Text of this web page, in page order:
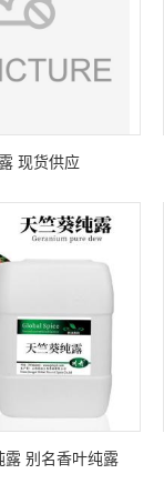
现货供应
露 别名香叶纯露